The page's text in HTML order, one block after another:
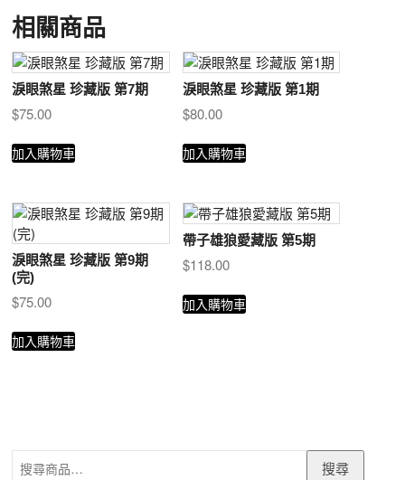
珍
藏
版
第
9
數
量
相關商品
淚眼煞星 珍藏版 第7期
$75.00
加入購物車
淚眼煞星 珍藏版 第1期
$80.00
加入購物車
淚眼煞星 珍藏版 第9期
(完)
$75.00
加入購物車
帶子雄狼愛藏版 第5期
$118.00
加入購物車
搜
搜尋